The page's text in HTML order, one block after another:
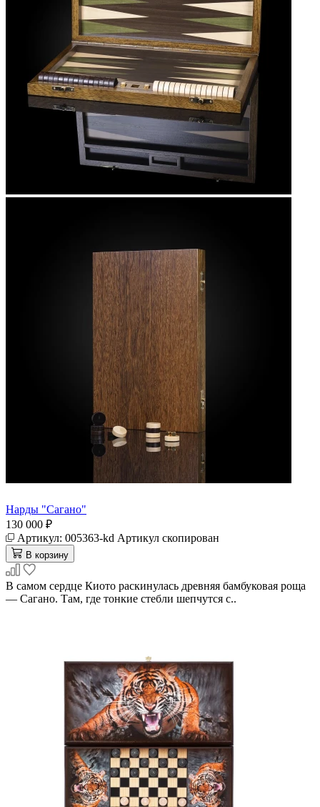
Нарды "Сагано"
130 000 ₽
Артикул: 005363-kd Артикул скопирован
В корзину
В самом сердце Киото раскинулась древняя бамбуковая роща
— Сагано. Там, где тонкие стебли шепчутся с..